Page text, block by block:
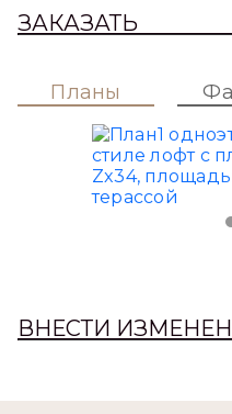
ЗАКАЗАТЬ
Планы
ВНЕСТИ